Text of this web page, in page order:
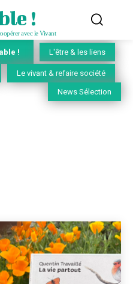
!
avec le Vivant
! L'être & les liens
Le vivant & refaire société
News Sélection